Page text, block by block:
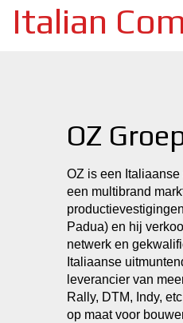
Italian
OZ
OZ is een
een multibrand
Padua) en hij
netwerk en
Italiaanse
leverancier van
Rally, DTM, Indy,
op maat voor